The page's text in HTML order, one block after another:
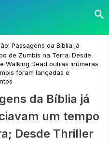
Passagens da Bíblia já
de Zumbis na Terra; Desde
Walking Dead outras inúmeras
foram lançadas e
da Bíblia já
um tempo
Desde Thriller